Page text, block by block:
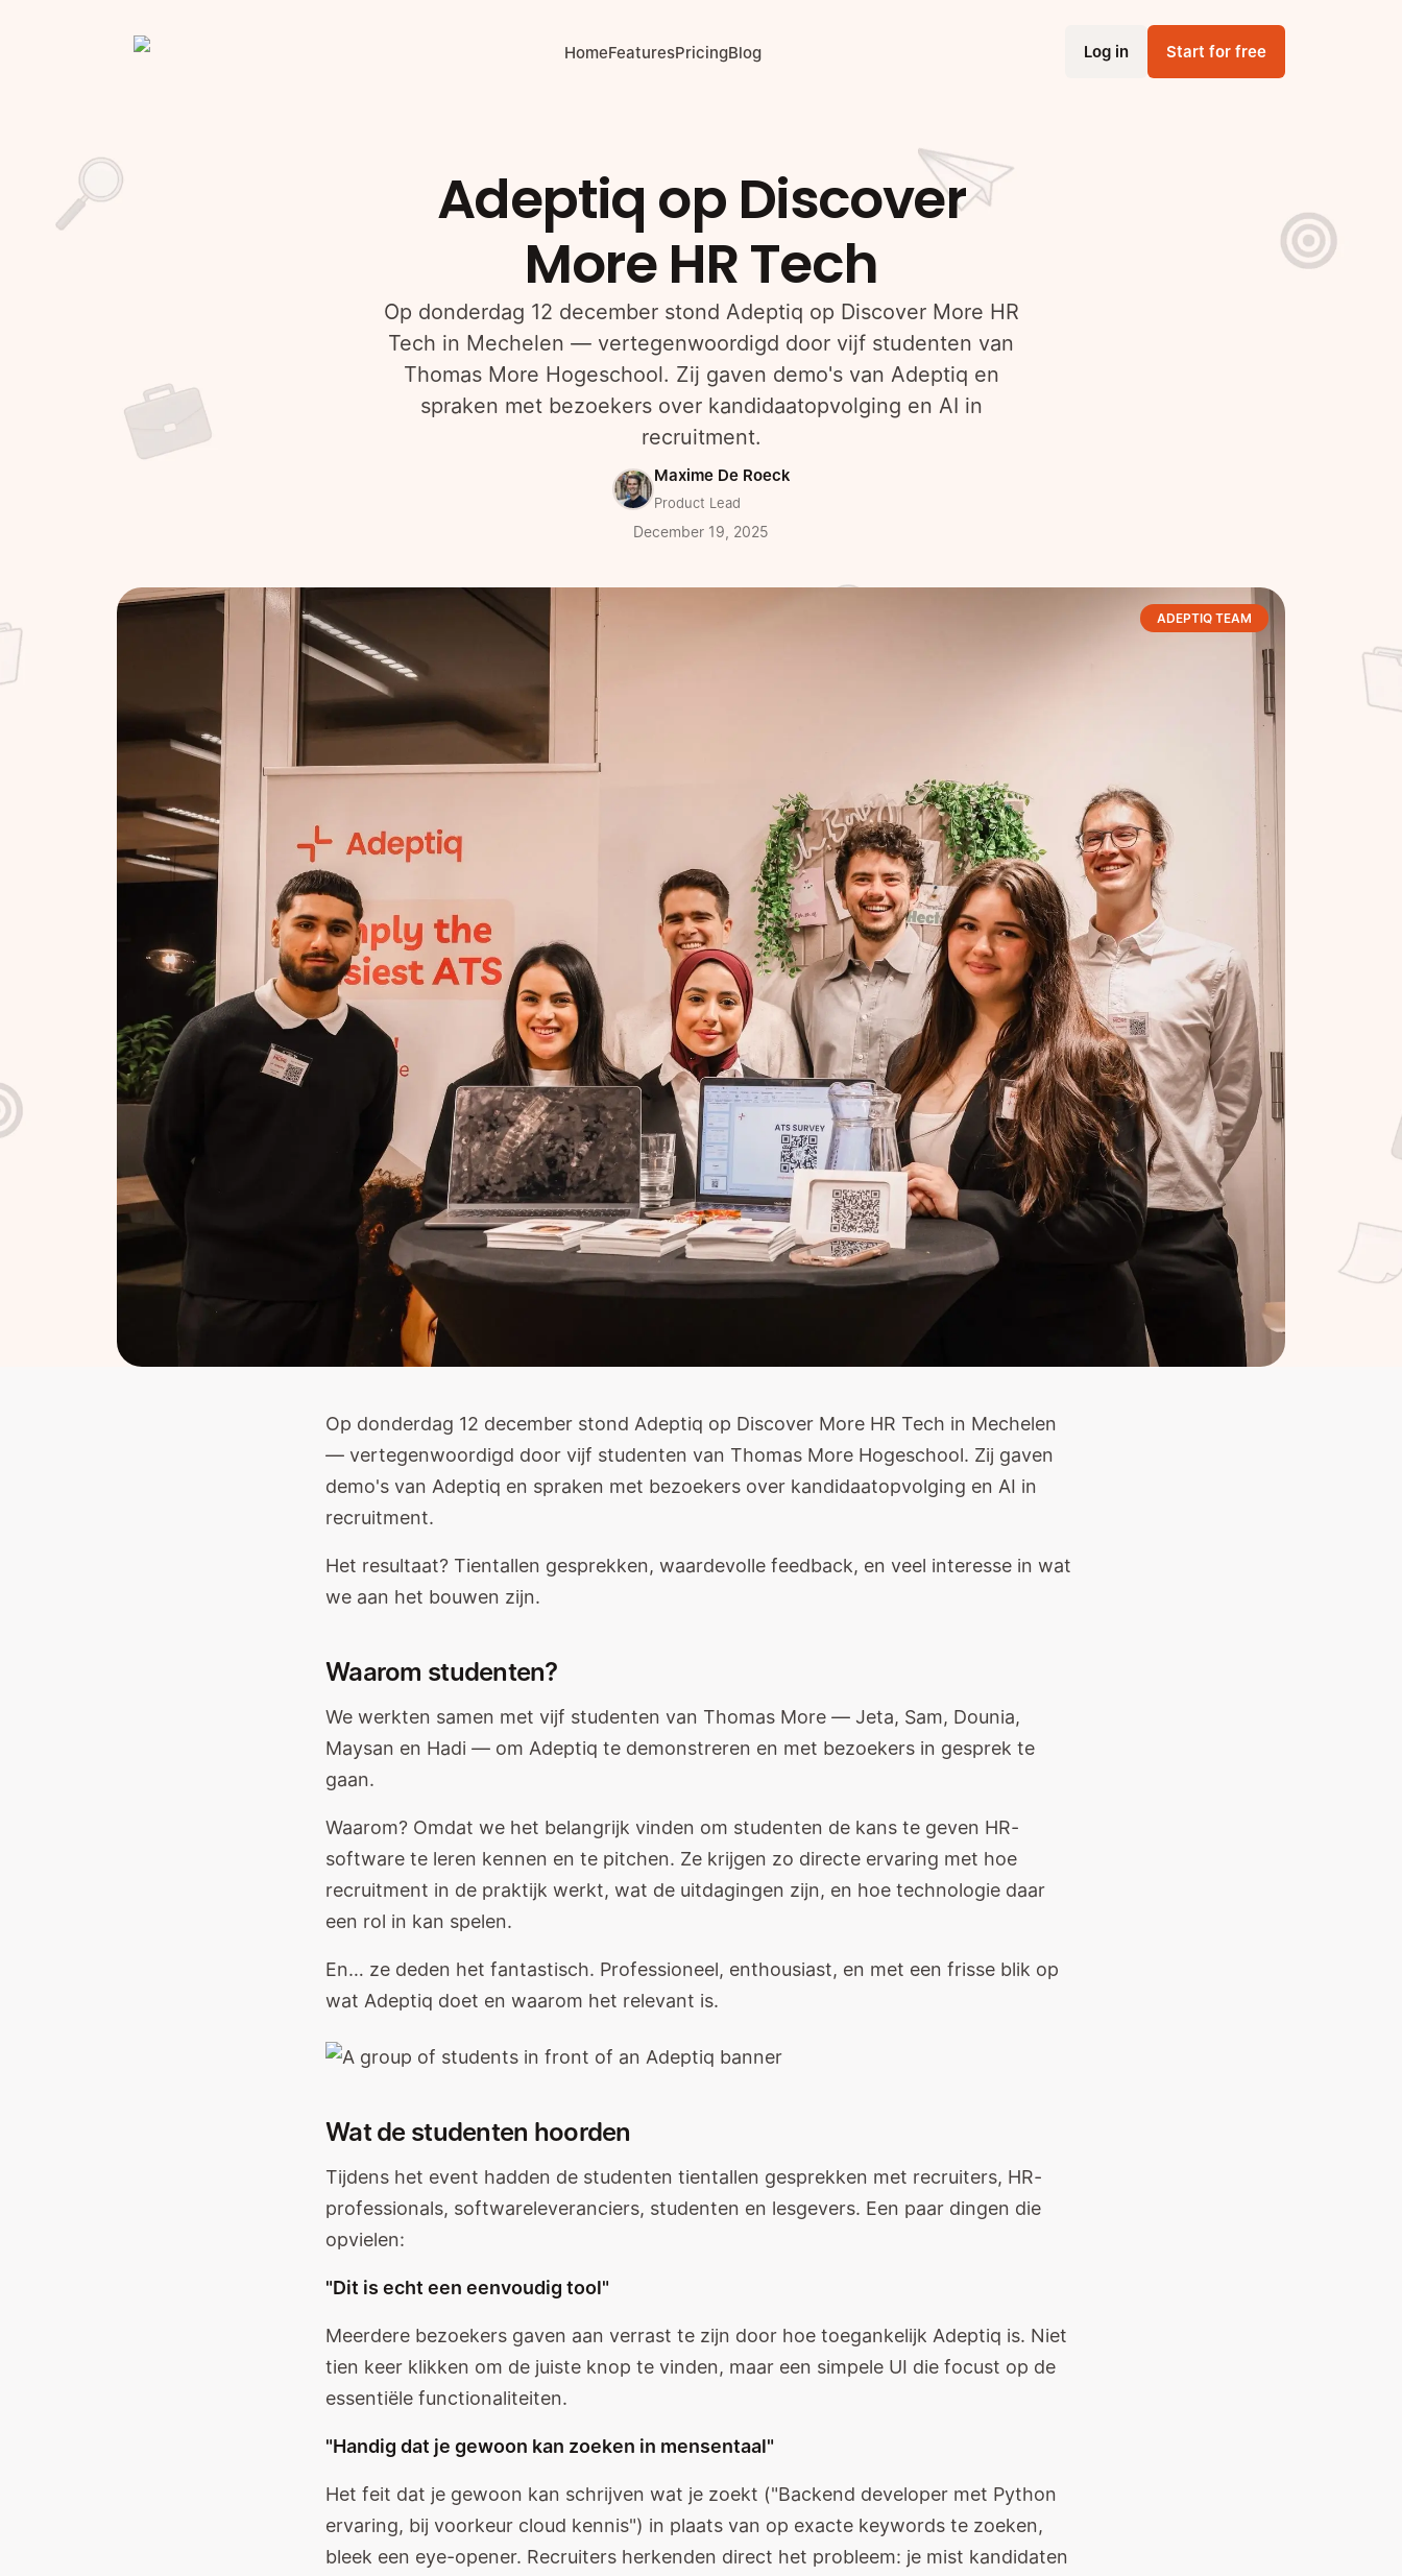
HomeFeaturesPricingBlog Log in Start for free
Adeptiq op Discover
More HR Tech
Op donderdag 12 december stond Adeptiq op Discover More HR
Tech in Mechelen — vertegenwoordigd door vijf studenten van
Thomas More Hogeschool. Zij gaven demo's van Adeptiq en
spraken met bezoekers over kandidaatopvolging en AI in
recruitment.
Maxime De Roeck
Product Lead
December 19, 2025
ADEPTIQ TEAM
Op donderdag 12 december stond Adeptiq op Discover More HR Tech in Mechelen
— vertegenwoordigd door vijf studenten van Thomas More Hogeschool. Zij gaven
demo's van Adeptiq en spraken met bezoekers over kandidaatopvolging en AI in
recruitment.
Het resultaat? Tientallen gesprekken, waardevolle feedback, en veel interesse in wat
we aan het bouwen zijn.
Waarom studenten?
We werkten samen met vijf studenten van Thomas More — Jeta, Sam, Dounia,
Maysan en Hadi — om Adeptiq te demonstreren en met bezoekers in gesprek te
gaan.
Waarom? Omdat we het belangrijk vinden om studenten de kans te geven HR-
software te leren kennen en te pitchen. Ze krijgen zo directe ervaring met hoe
recruitment in de praktijk werkt, wat de uitdagingen zijn, en hoe technologie daar
een rol in kan spelen.
En… ze deden het fantastisch. Professioneel, enthousiast, en met een frisse blik op
wat Adeptiq doet en waarom het relevant is.
Wat de studenten hoorden
Tijdens het event hadden de studenten tientallen gesprekken met recruiters, HR-
professionals, softwareleveranciers, studenten en lesgevers. Een paar dingen die
opvielen:
"Dit is echt een eenvoudig tool"
Meerdere bezoekers gaven aan verrast te zijn door hoe toegankelijk Adeptiq is. Niet
tien keer klikken om de juiste knop te vinden, maar een simpele UI die focust op de
essentiële functionaliteiten.
"Handig dat je gewoon kan zoeken in mensentaal"
Het feit dat je gewoon kan schrijven wat je zoekt ("Backend developer met Python
ervaring, bij voorkeur cloud kennis") in plaats van op exacte keywords te zoeken,
bleek een eye-opener. Recruiters herkenden direct het probleem: je mist kandidaten